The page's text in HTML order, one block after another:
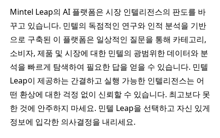
Mintel Leap의 AI 플랫폼은 시장 인텔리전스의 판도를 바
꾸고 있습니다. 민텔의 독점적인 연구와 인적 분석을 기반
으로 구축된 이 플랫폼은 일상적인 질문을 통해 카테고리,
소비자, 제품 및 시장에 대한 민텔의 광범위한 데이터와 분
석을 빠르게 탐색하여 필요한 답을 얻을 수 있습니다. 민텔
Leap이 제공하는 간결하고 실행 가능한 인텔리전스는 어
떤 환상에 대한 걱정 없이 신뢰할 수 있습니다. 최고보다 못
한 것에 안주하지 마세요. 민텔 Leap을 선택하고 자신 있게
정보에 입각한 의사결정을 내리세요.